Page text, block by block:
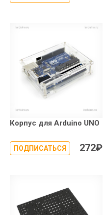
Корпус для Arduino UNO
ПОДПИСАТЬСЯ 272₽